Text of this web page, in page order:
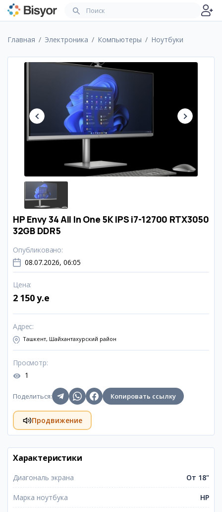
Главная Электроника Компьютеры Ноутбуки
HP Envy 34 All In One 5K IPS i7-12700 RTX3050
32GB DDR5
Опубликовано:
08.07.2026, 06:05
Цена:
2 150 y.e
Адрес:
Ташкент, Шайхантахурский район
Просмотр:
1
Поделиться: Копировать ссылку
Продвижение
Характеристики
Диагональ экрана От 18"
Марка ноутбука HP